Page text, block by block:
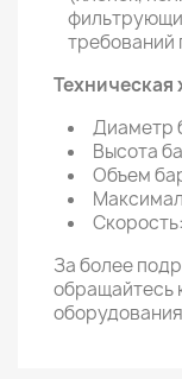
требований
Техническая
Диаметр
Высота
Объем
За более
обращайтесь